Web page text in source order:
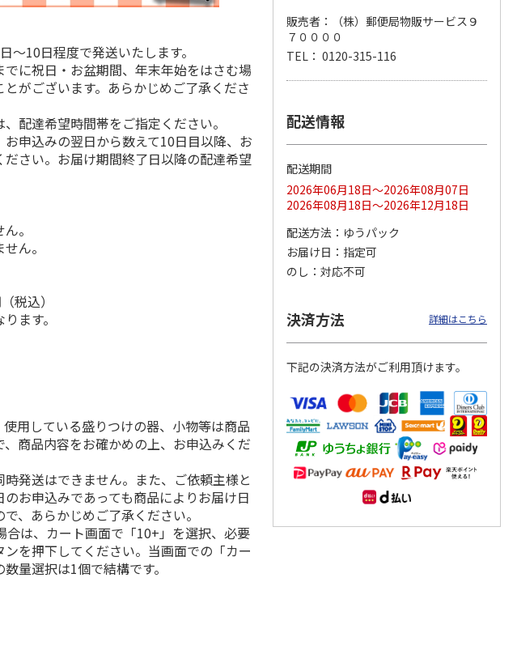
円
・税込)
ドジャース 大谷翔
平 日本人最多53試
合連続出塁記念 シ
ル…
17,000円
(送料・税込)
谷翔平 2026 NL 3・
4月投手…
10日程度で発送いたします。
に祝日・お盆期間、年末年始をはさむ場
がございます。あらかじめご了承くださ
配達希望時間帯をご指定ください。
申込みの翌日から数えて10日目以降、お
さい。お届け期間終了日以降の配達希望
。
ん。
税込）
ます。
用している盛りつけの器、小物等は商品
商品内容をお確かめの上、お申込みくだ
発送はできません。また、ご依頼主様と
お申込みであっても商品によりお届け日
、あらかじめご了承ください。
は、カート画面で「10+」を選択、必要
を押下してください。当画面での「カー
量選択は1個で結構です。
販売者：（株）郵便局物販サービス９
７００００
TEL： 0120-315-116
配送情報
配送期間
2026年06月18日～2026年08月07日
2026年08月18日～2026年12月18日
配送方法
ゆうパック
お届け日
指定可
のし
対応不可
決済方法 詳細はこちら
下記の決済方法がご利用頂けます。